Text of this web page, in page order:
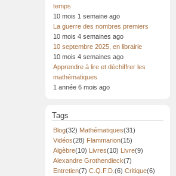
temps
10 mois 1 semaine ago
La guerre des nombres premiers
10 mois 4 semaines ago
10 septembre 2025, en librairie
10 mois 4 semaines ago
Apprendre à lire et déchiffrer les
mathématiques
1 année 6 mois ago
Tags
Blog(32) Mathématiques(31)
Vidéos(28) Flammarion(15)
Algèbre(10) Livres(10) Livre(9)
Alexandre Grothendieck(7)
Entretien(7) C.Q.F.D. (6) Critique(6)